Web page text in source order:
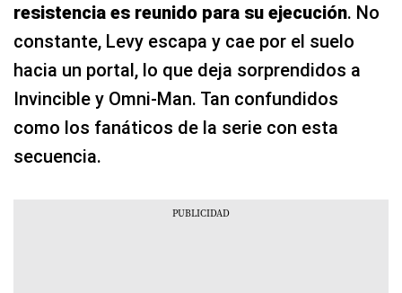
resistencia es reunido para su ejecución. No
constante, Levy escapa y cae por el suelo
hacia un portal, lo que deja sorprendidos a
Invincible y Omni-Man. Tan confundidos
como los fanáticos de la serie con esta
secuencia.